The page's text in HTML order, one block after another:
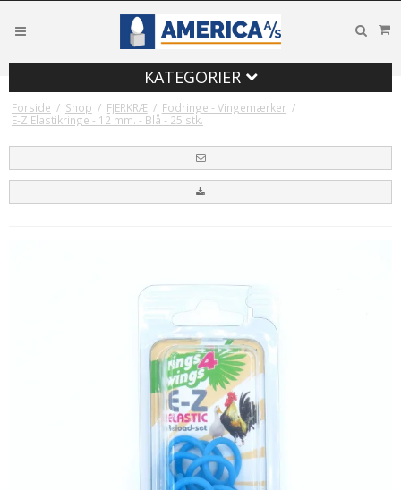
KATEGORIER
Forside / Shop / FJERKRÆ / Fodringe - Vingemærker /
E-Z Elastikringe - 12 mm. - Blå - 25 stk.